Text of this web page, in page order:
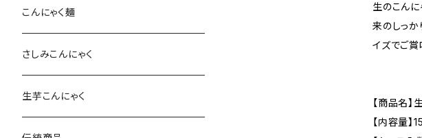
生のこん
来のしっ
イズでご賞
【商品名】
【内容量】
こんにゃく麺
さしみこんにゃく
生芋こんにゃく